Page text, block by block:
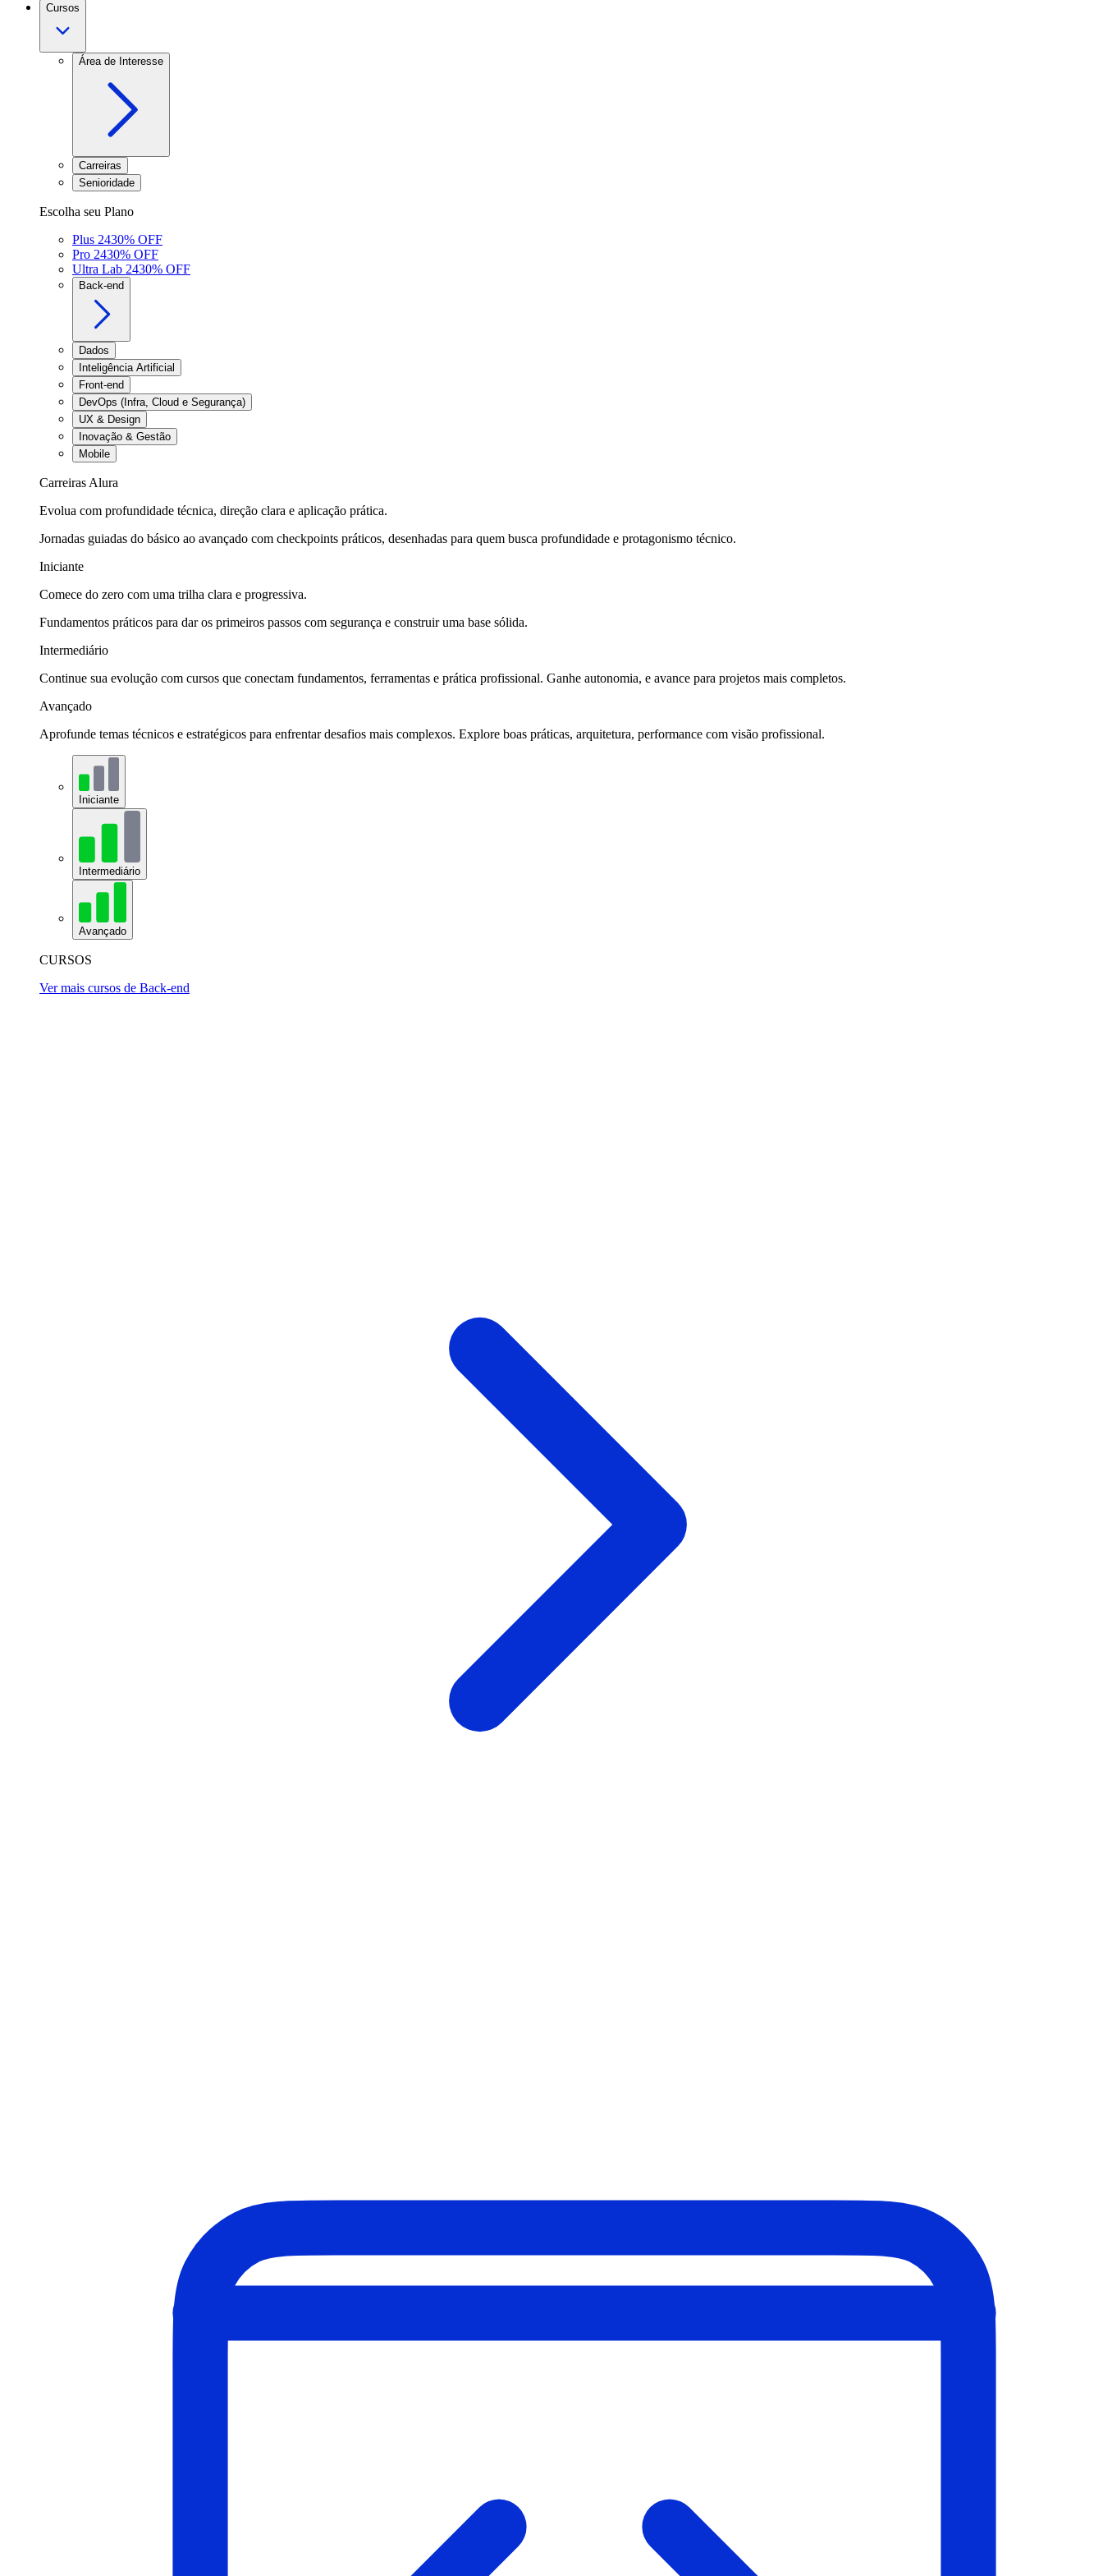
Cursos
Área de Interesse
Carreiras
Senioridade
Escolha seu Plano
Plus 2430% OFF
Pro 2430% OFF
Ultra Lab 2430% OFF
Back-end
Dados
Inteligência Artificial
Front-end
DevOps (Infra, Cloud e Segurança)
UX & Design
Inovação & Gestão
Mobile
Carreiras Alura
Evolua com profundidade técnica, direção clara e aplicação prática.
Jornadas guiadas do básico ao avançado com checkpoints práticos, desenhadas para quem busca profundidade e protagonismo técnico.
Iniciante
Comece do zero com uma trilha clara e progressiva.
Fundamentos práticos para dar os primeiros passos com segurança e construir uma base sólida.
Intermediário
Continue sua evolução com cursos que conectam fundamentos, ferramentas e prática profissional. Ganhe autonomia, e avance para projetos mais completos.
Avançado
Aprofunde temas técnicos e estratégicos para enfrentar desafios mais complexos. Explore boas práticas, arquitetura, performance com visão profissional.
Iniciante
Intermediário
Avançado
CURSOS
Ver mais cursos de Back-end